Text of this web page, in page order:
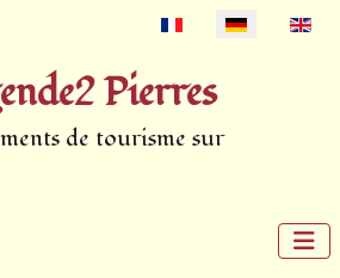
Select your language
Pierres
de tourisme sur